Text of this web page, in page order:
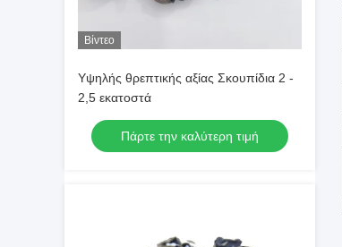
Βίντεο
Υψηλής θρεπτικής αξίας Σκουπίδια 2 -
2,5 εκατοστά
Πάρτε την καλύτερη τιμή